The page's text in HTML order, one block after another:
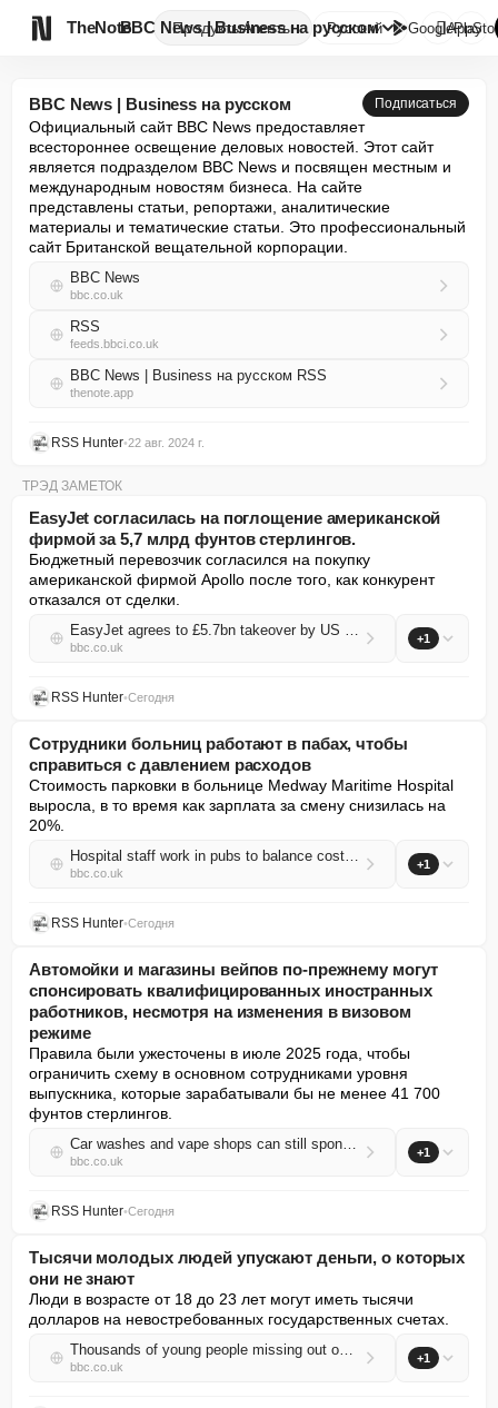
TheNote ПродуктыАгенты
BBC News | Business на русском
Русский GooglePlay

BBC News | Business на русском Подписаться
Официальный сайт BBC News предоставляет
всестороннее освещение деловых новостей. Этот сайт
является подразделом BBC News и посвящен местным и
международным новостям бизнеса. На сайте
представлены статьи, репортажи, аналитические
материалы и тематические статьи. Это профессиональный
сайт Британской вещательной корпорации.
BBC News
bbc.co.uk
RSS
feeds.bbci.co.uk
BBC News | Business на русском RSS
thenote.app
RSS Hunter•22 авг. 2024 г.
ТРЭД ЗАМЕТОК
EasyJet согласилась на поглощение американской
фирмой за 5,7 млрд фунтов стерлингов.
Бюджетный перевозчик согласился на покупку
американской фирмой Apollo после того, как конкурент
отказался от сделки.
EasyJet agrees to £5.7bn takeover by US firm
bbc.co.uk
+1
RSS Hunter•Сегодня
Сотрудники больниц работают в пабах, чтобы
справиться с давлением расходов
Стоимость парковки в больнице Medway Maritime Hospital
выросла, в то время как зарплата за смену снизилась на
20%.
Hospital staff work in pubs to balance cost pressure
bbc.co.uk
+1
RSS Hunter•Сегодня
Автомойки и магазины вейпов по-прежнему могут
спонсировать квалифицированных иностранных
работников, несмотря на изменения в визовом
режиме
Правила были ужесточены в июле 2025 года, чтобы
ограничить схему в основном сотрудниками уровня
выпускника, которые зарабатывали бы не менее 41 700
фунтов стерлингов.
Car washes and vape shops can still sponsor skilled foreign workers despite visa changes
bbc.co.uk
+1
RSS Hunter•Сегодня
Тысячи молодых людей упускают деньги, о которых
они не знают
Люди в возрасте от 18 до 23 лет могут иметь тысячи
долларов на невостребованных государственных счетах.
Thousands of young people missing out on money they don't know about
bbc.co.uk
+1